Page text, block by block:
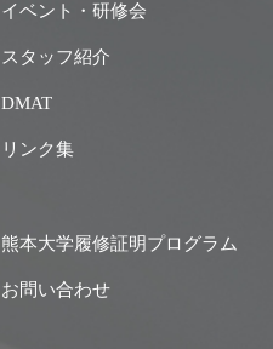
イベント・研修会
スタッフ紹介
DMAT
リンク集
熊本大学履修証明プログラム
お問い合わせ